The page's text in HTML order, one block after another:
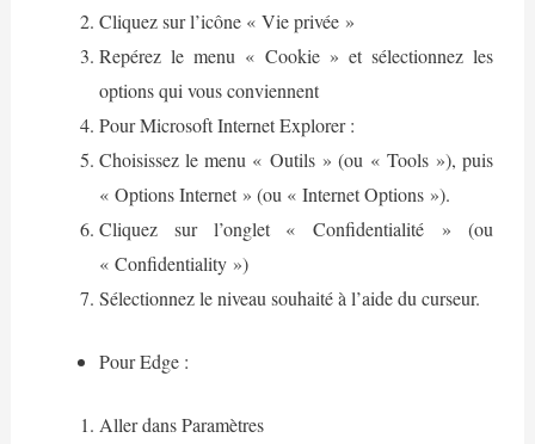
Cliquez sur l’icône « Vie privée »
Repérez le menu « Cookie » et sélectionnez les
options qui vous conviennent
Pour Microsoft Internet Explorer :
Choisissez le menu « Outils » (ou « Tools »), puis
« Options Internet » (ou « Internet Options »).
Cliquez sur l’onglet « Confidentialité » (ou
« Confidentiality »)
Sélectionnez le niveau souhaité à l’aide du curseur.
Pour Edge :
Aller dans Paramètres